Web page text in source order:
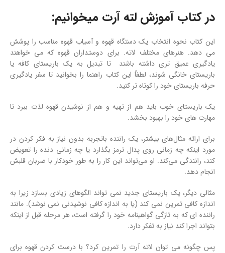
در کتاب آموزش لته آرت میخوانیم:
این کتاب نحوه انتخاب یک دستگاه قهوه و آسیاب قهوه مناسب را پوشش
می دهد. هنرهای مختلف لاته. برای دوستداران قهوه که می خواهند
یادگیری عمیق تری داشته باشند تا تبدیل به یک باریستای کافه یا
باریستای خانگی شوند، لطفاً این کتاب راهنما را بخوانید تا سفر یادگیری
حرفه باریستای خود را کوتاه تر کنید.
یک باریستای خوب باید هم از تهیه و هم از نوشیدن قهوه لذت ببرد تا
مهارت های خود را بهبود بخشد.
برای ارائه مثال‌های بیشتر، یک راننده باتجربه بدون نیاز به فکر کردن در
مورد اینکه چه زمانی روی پدال ترمز بگذارد یا چه زمانی دنده را تعویض
کند، رانندگی می‌کند. او می‌تواند این کار را به طور خودکار با ضربان قلبش
انجام دهد.
مثالی دیگر، یک باریستای جدید نمی تواند الگوهای زیادی بسازد زیرا به
اندازه کافی تمرین نمی کند (یا به اندازه کافی نوشیدنی نمی نوشد). مانند
راننده ای که به تازگی گواهینامه خود را گرفته است، هر مرحله قبل از اینکه
بتواند اجرا کند نیاز به تفکر دارد.
پس چگونه می توان لاته آرت را تمرین کرد؟ با درست کردن قهوه برای